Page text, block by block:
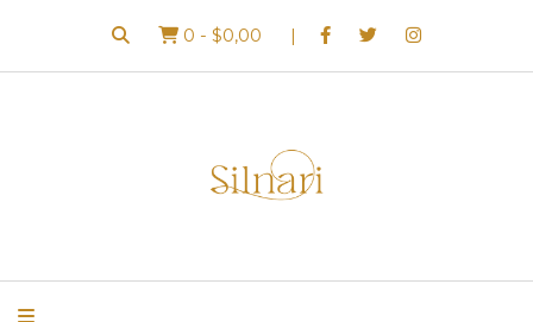
0 - $0,00